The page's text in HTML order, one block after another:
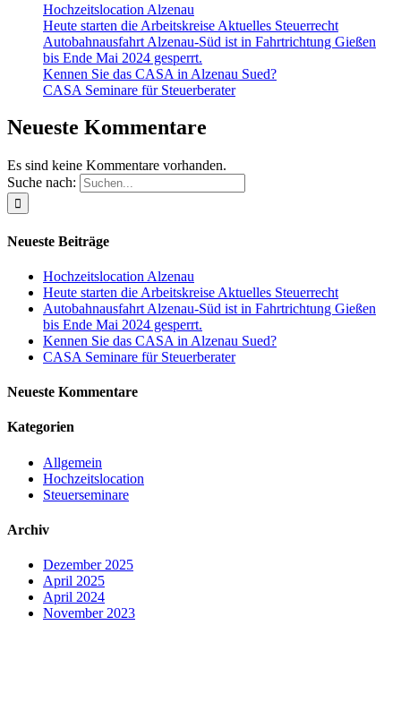
Hochzeitslocation Alzenau
Heute starten die Arbeitskreise Aktuelles Steuerrecht
Autobahnausfahrt Alzenau-Süd ist in Fahrtrichtung Gießen
bis Ende Mai 2024 gesperrt.
Kennen Sie das CASA in Alzenau Sued?
CASA Seminare für Steuerberater
Neueste Kommentare
Es sind keine Kommentare vorhanden.
Suche nach:
Neueste Beiträge
Hochzeitslocation Alzenau
Heute starten die Arbeitskreise Aktuelles Steuerrecht
Autobahnausfahrt Alzenau-Süd ist in Fahrtrichtung Gießen
bis Ende Mai 2024 gesperrt.
Kennen Sie das CASA in Alzenau Sued?
CASA Seminare für Steuerberater
Neueste Kommentare
Kategorien
Allgemein
Hochzeitslocation
Steuerseminare
Archiv
Dezember 2025
April 2025
April 2024
November 2023